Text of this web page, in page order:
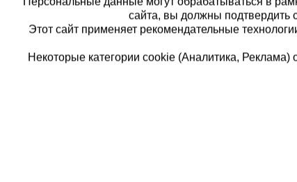
сайта, вы должны подтвердить
Этот сайт применяет рекомендательные
Некоторые категории cookie (Аналитика,